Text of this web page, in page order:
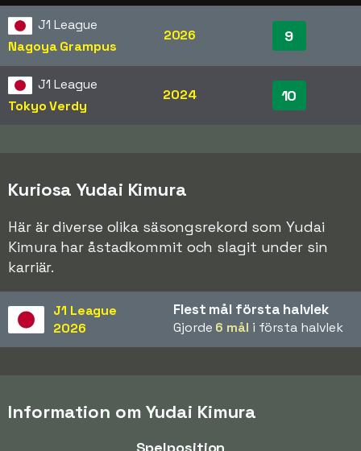
J1 League
Nagoya Grampus
2026 9
J1 League
Tokyo Verdy
2024 10
Kuriosa Yudai Kimura
Här är diverse olika säsongsrekord som Yudai
Kimura har åstadkommit och slagit under sin
karriär.
J1 League
2026
Flest mål första halvlek
Gjorde 6 mål i första halvlek
Information om Yudai Kimura